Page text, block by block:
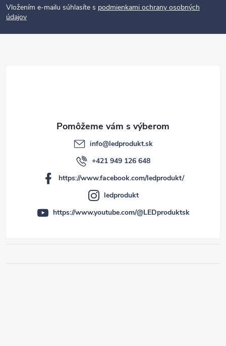
t
Vložením e-mailu súhlasíte s podmienkami ochrany osobných
údajov
info@ledprodukt.sk
+421 949 126 648
https://www.facebook.com/ledprodukt/
ledprodukt
https://www.youtube.com/@LEDproduktsk